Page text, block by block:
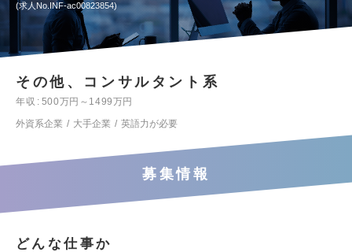
求人No.INF-ac00823854
その他、コンサルタント系
年収
500万円～1499万円
外資系企業
大手企業 英語力が必要
募集情報
どんな仕事か